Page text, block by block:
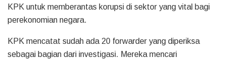
KPK untuk memberantas korupsi di sektor yang vital bagi
perekonomian negara.
KPK mencatat sudah ada 20 forwarder yang diperiksa
sebagai bagian dari investigasi. Mereka mencari